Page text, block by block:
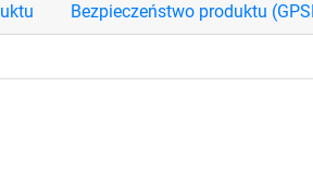
Bezpieczeństwo produktu